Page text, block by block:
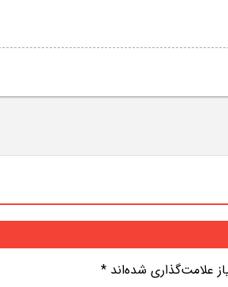
علامت‌گذاری شده‌اند *